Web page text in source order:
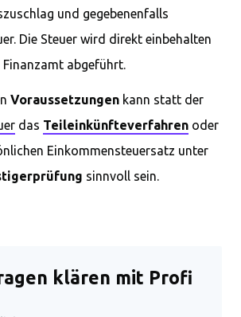
und gegebenenfalls
Die Steuer wird direkt einbehalten
Finanzamt abgeführt.
Voraussetzungen kann statt der
das Teileinkünfteverfahren oder
Einkommensteuersatz unter
sinnvoll sein.
klären mit Profi